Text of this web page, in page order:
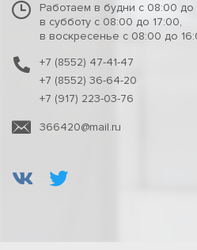
Работаем в будни с 08:00 до
в субботу с 08:00 до 17:00,
в воскресенье с 08:00 до
+7 (8552) 47-41-47
+7 (8552) 36-64-20
+7 (917) 223-03-76
366420@mail.ru